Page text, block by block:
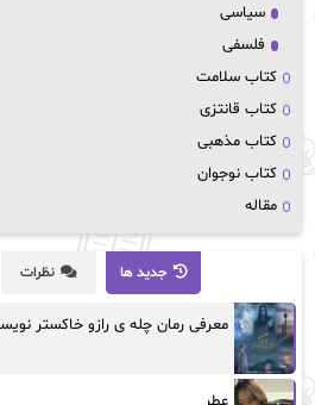
سیاسی
فلسفی
کتاب سلامت
کتاب قانتزی
کتاب مذهبی
کتاب نوجوان
مقاله
جدید ها نظرات
معرفی رمان چله ی رازو خاکستر